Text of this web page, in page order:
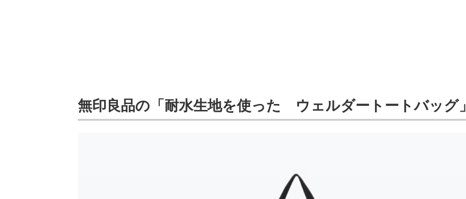
無印良品の「耐水生地を使った ウェルダートートバッグ」